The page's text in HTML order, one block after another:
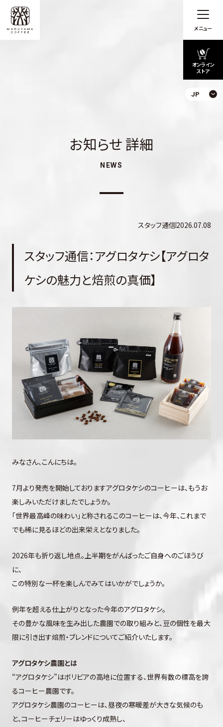
メニュー
オンライン
ストア
JP
お知らせ 詳細
NEWS
スタッフ通信2026.07.08
スタッフ通信：アグロタケシ【アグロタ
ケシの魅力と焙煎の真価】
みなさん、こんにちは。
7月より発売を開始しておりますアグロタケシのコーヒーは、もうお
楽しみいただけましたでしょうか。
「世界最高峰の味わい」と称されるこのコーヒーは、今年、これまで
でも稀に見るほどの出来栄えとなりました。
2026年も折り返し地点。上半期をがんばったご自身へのごほうび
に、
この特別な一杯を楽しんでみてはいかがでしょうか。
例年を超える仕上がりとなった今年のアグロタケシ。
その豊かな風味を生み出した農園での取り組みと、豆の個性を最大
限に引き出す焙煎・ブレンドについてご紹介いたします。
アグロタケシ農園とは
“アグロタケシ”はボリビアの高地に位置する、世界有数の標高を誇
るコーヒー農園です。
アグロタケシ農園のコーヒーは、昼夜の寒暖差が大きな気候のも
と、コーヒーチェリーはゆっくり成熟し、